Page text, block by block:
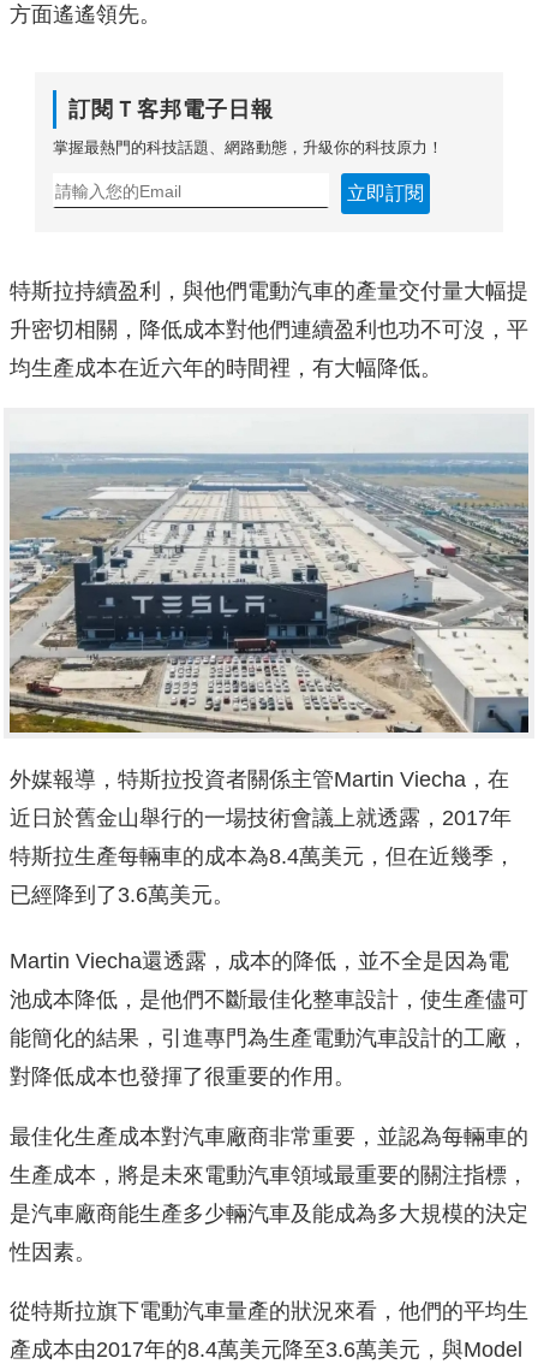
方面遙遙領先。
訂閱Ｔ客邦電子日報
掌握最熱門的科技話題、網路動態，升級你的科技原力！
立即訂閱
特斯拉持續盈利，與他們電動汽車的產量交付量大幅提
升密切相關，降低成本對他們連續盈利也功不可沒，平
均生產成本在近六年的時間裡，有大幅降低。
外媒報導，特斯拉投資者關係主管Martin Viecha，在
近日於舊金山舉行的一場技術會議上就透露，2017年
特斯拉生產每輛車的成本為8.4萬美元，但在近幾季，
已經降到了3.6萬美元。
Martin Viecha還透露，成本的降低，並不全是因為電
池成本降低，是他們不斷最佳化整車設計，使生產儘可
能簡化的結果，引進專門為生產電動汽車設計的工廠，
對降低成本也發揮了很重要的作用。
最佳化生產成本對汽車廠商非常重要，並認為每輛車的
生產成本，將是未來電動汽車領域最重要的關注指標，
是汽車廠商能生產多少輛汽車及能成為多大規模的決定
性因素。
從特斯拉旗下電動汽車量產的狀況來看，他們的平均生
產成本由2017年的8.4萬美元降至3.6萬美元，與Model